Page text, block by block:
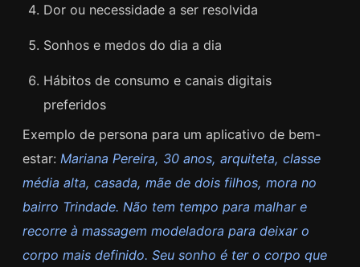
Dor ou necessidade a ser resolvida
Sonhos e medos do dia a dia
Hábitos de consumo e canais digitais
preferidos
Exemplo de persona para um aplicativo de bem-
estar: Mariana Pereira, 30 anos, arquiteta, classe
média alta, casada, mãe de dois filhos, mora no
bairro Trindade. Não tem tempo para malhar e
recorre à massagem modeladora para deixar o
corpo mais definido. Seu sonho é ter o corpo que